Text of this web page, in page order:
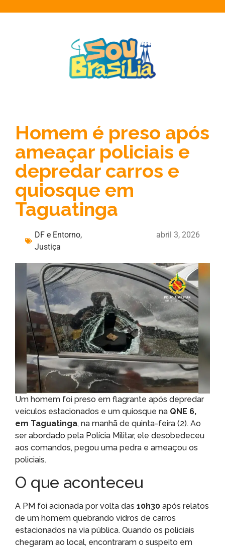
Homem é preso após
ameaçar policiais e
depredar carros e
quiosque em
Taguatinga
DF e Entorno,
Justiça
abril 3, 2026
Um homem foi preso em flagrante após depredar
veículos estacionados e um quiosque na QNE 6,
em Taguatinga, na manhã de quinta-feira (2). Ao
ser abordado pela Polícia Militar, ele desobedeceu
aos comandos, pegou uma pedra e ameaçou os
policiais.
O que aconteceu
A PM foi acionada por volta das 10h30 após relatos
de um homem quebrando vidros de carros
estacionados na via pública. Quando os policiais
chegaram ao local, encontraram o suspeito em